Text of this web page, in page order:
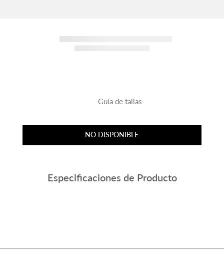
Guía de tallas
NO DISPONIBLE
Especificaciones de Producto